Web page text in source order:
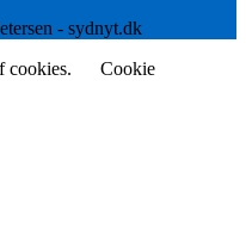
- sydnyt.dk
cookies.
Cookie